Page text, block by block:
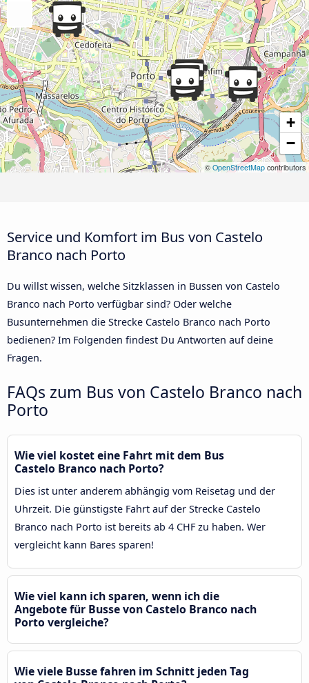
+
−
© OpenStreetMap contributors
Service und Komfort im Bus von Castelo
Branco nach Porto
Du willst wissen, welche Sitzklassen in Bussen von Castelo
Branco nach Porto verfügbar sind? Oder welche
Busunternehmen die Strecke Castelo Branco nach Porto
bedienen? Im Folgenden findest Du Antworten auf deine
Fragen.
FAQs zum Bus von Castelo Branco nach
Porto
Wie viel kostet eine Fahrt mit dem Bus
Castelo Branco nach Porto?
Dies ist unter anderem abhängig vom Reisetag und der
Uhrzeit. Die günstigste Fahrt auf der Strecke Castelo
Branco nach Porto ist bereits ab 4 CHF zu haben. Wer
vergleicht kann Bares sparen!
Wie viel kann ich sparen, wenn ich die
Angebote für Busse von Castelo Branco nach
Porto vergleiche?
Wie viele Busse fahren im Schnitt jeden Tag